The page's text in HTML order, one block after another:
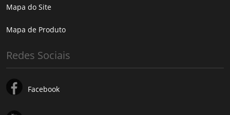
Mapa do Site
Mapa de Produto
Redes Sociais
Facebook